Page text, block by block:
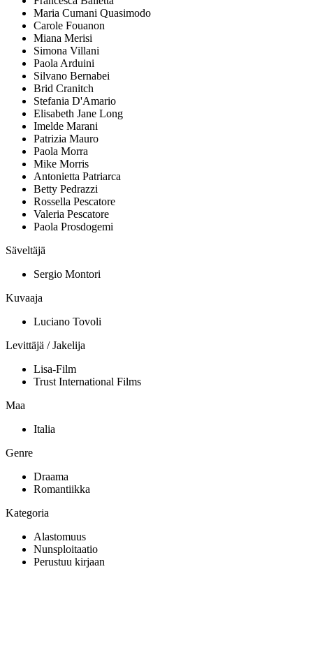
Maria Cumani Quasimodo
Carole Fouanon
Miana Merisi
Simona Villani
Paola Arduini
Silvano Bernabei
Brid Cranitch
Stefania D'Amario
Elisabeth Jane Long
Imelde Marani
Patrizia Mauro
Paola Morra
Mike Morris
Antonietta Patriarca
Betty Pedrazzi
Rossella Pescatore
Valeria Pescatore
Paola Prosdogemi
Säveltäjä
Sergio Montori
Kuvaaja
Luciano Tovoli
Levittäjä / Jakelija
Lisa-Film
Trust International Films
Maa
Italia
Genre
Draama
Romantiikka
Kategoria
Alastomuus
Nunsploitaatio
Perustuu kirjaan